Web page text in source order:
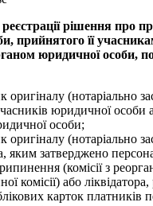
рішення про
прийнятого її
юридичної особи,
оригіналу (нотаріально
юридичної особи
особи;
оригіналу (нотаріально
яким затверджено
(комісії з
комісії) або
карток платників